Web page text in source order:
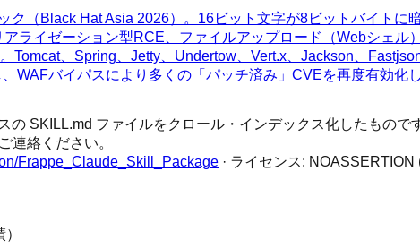
（Black Hat Asia 2026）。16ビット文字が8ビットバイトに
ライゼーション型RCE、ファイルアップロード（Webシェ
Tomcat、Spring、Jetty、Undertow、Vert.x、Jackson、
WAFバイパスにより多くの「パッチ済み」CVEを再度有効化し
の SKILL.md ファイルをクロール・インデックス化したもの
連絡ください。
Frappe_Claude_Skill_Package · ライセンス: NOASSERTION